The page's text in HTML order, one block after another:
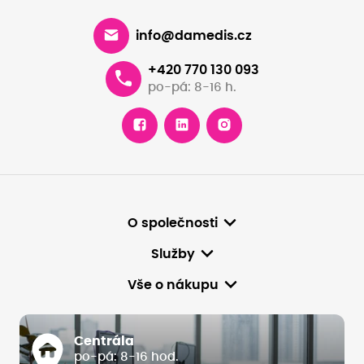
info@damedis.cz
+420 770 130 093
po-pá: 8-16 h.
O společnosti
Služby
Vše o nákupu
Centrála
po-pá: 8-16 hod.